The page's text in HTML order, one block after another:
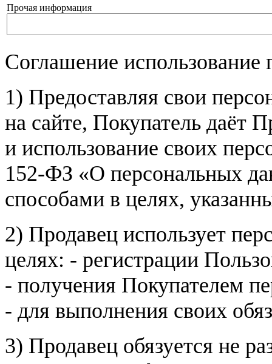
Прочая информация
Соглашение
1) Предоставляя свои
на сайте, Покупатель даёт
и использование своих
152-ФЗ «О персональных
способами в целях,
2) Продавец использует
целях: - регистрации
- получения Покупателем
- для выполнения своих
3) Продавец обязуется не